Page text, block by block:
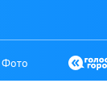
Фото